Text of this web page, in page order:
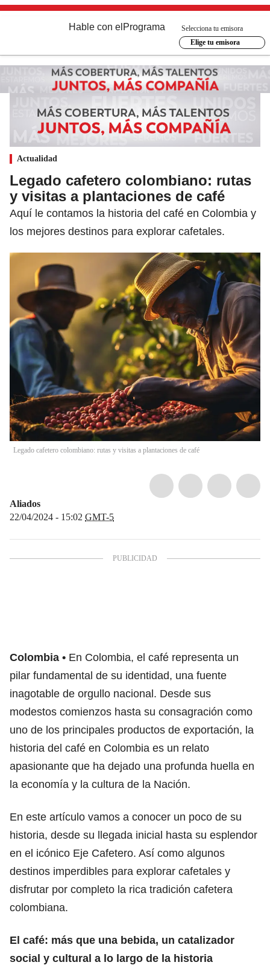
Hable con el Programa
Selecciona tu emisora
Elige tu emisora
Actualidad
Legado cafetero colombiano: rutas
y visitas a plantaciones de café
Aquí le contamos la historia del café en Colombia y
los mejores destinos para explorar cafetales.
Legado cafetero colombiano: rutas y visitas a plantaciones de café
Aliados
22/04/2024 - 15:02 GMT-5
Colombia
En Colombia, el café representa un
pilar fundamental de su identidad, una fuente
inagotable de orgullo nacional. Desde sus
modestos comienzos hasta su consagración como
uno de los principales productos de exportación, la
historia del café en Colombia es un relato
apasionante que ha dejado una profunda huella en
la economía y la cultura de la Nación.
En este artículo vamos a conocer un poco de su
historia, desde su llegada inicial hasta su esplendor
en el icónico Eje Cafetero. Así como algunos
destinos imperdibles para explorar cafetales y
disfrutar por completo la rica tradición cafetera
colombiana.
El café: más que una bebida, un catalizador
social y cultural a lo largo de la historia